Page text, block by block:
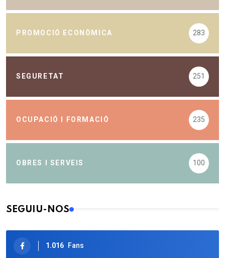
PROMOCIÓ ECONÒMICA 283
SEGURETAT 251
OCUPACIÓ I FORMACIÓ 235
OBRES I SERVEIS 100
SEGUIU-NOS
1.016 Fans